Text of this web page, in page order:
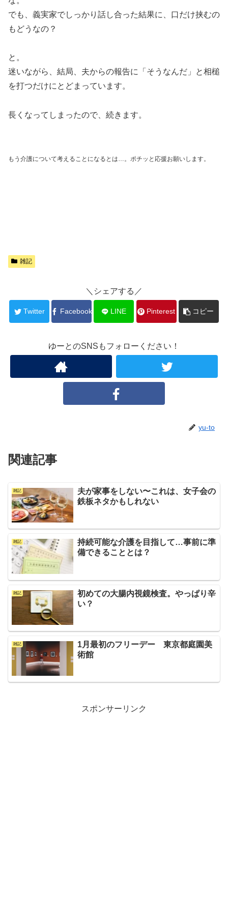
でも、義実家でしっかり話し合った結果に、口だけ挟むの
もどうなの？
と。
迷いながら、結局、夫からの報告に「そうなんだ」と相槌
を打つだけにとどまっています。
長くなってしまったので、続きます。
もう介護について考えることになるとは…。ポチッと応援お願いします。
雑記
＼シェアする／
Twitter Facebook LINE Pinterest コピー
ゆーとのSNSもフォローください！
yu-to
関連記事
雑記
夫が家事をしない〜これは、女子会の
鉄板ネタかもしれない
雑記
持続可能な介護を目指して…事前に準
備できることとは？
雑記
初めての大腸内視鏡検査。やっぱり辛
い？
雑記
1月最初のフリーデー 東京都庭園美
術館
スポンサーリンク